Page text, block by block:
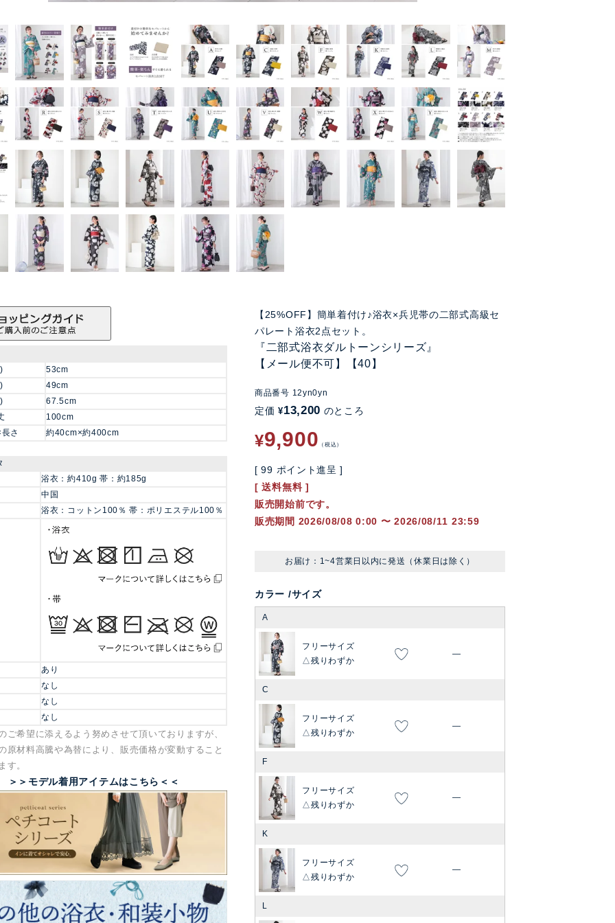
【25%OFF】簡単着付け♪浴衣×兵児帯の二部式高級セ
パレート浴衣2点セット。
『二部式浴衣ダルトーンシリーズ』
【メール便不可】【40】
商品番号 12yn0yn
定価 ¥13,200 のところ
¥9,900 税込
[ 99 ポイント進呈 ]
送料無料
販売開始前です。
販売期間 2026/08/08 0:00 〜 2026/08/11 23:59
お届け：1~4営業日以内に発送（休業日は除く）
カラー サイズ
A
フリーサイズ
残りわずか
—
C
フリーサイズ
残りわずか
—
F
フリーサイズ
残りわずか
—
K
フリーサイズ
残りわずか
—
L
53cm
49cm
67.5cm
100cm
さ
約40cm×約400cm
浴衣：約410g 帯：約185g
中国
浴衣：コットン100％ 帯：ポリエステル100％
あり
なし
なし
なし
ご希望に添えるよう努めさせて頂いておりますが、
原材料高騰や為替により、販売価格が変動すること
す。
＞＞モデル着用アイテムはこちら＜＜